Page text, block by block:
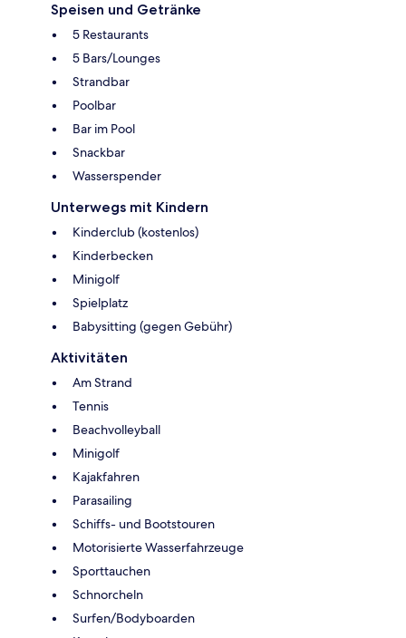
Speisen und Getränke
5 Restaurants
5 Bars/Lounges
Strandbar
Poolbar
Bar im Pool
Snackbar
Wasserspender
Unterwegs mit Kindern
Kinderclub (kostenlos)
Kinderbecken
Minigolf
Spielplatz
Babysitting (gegen Gebühr)
Aktivitäten
Am Strand
Tennis
Beachvolleyball
Minigolf
Kajakfahren
Parasailing
Schiffs- und Bootstouren
Motorisierte Wasserfahrzeuge
Sporttauchen
Schnorcheln
Surfen/Bodyboarden